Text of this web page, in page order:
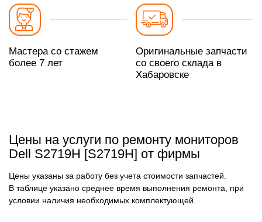
Мастера со стажем
более 7 лет
Оригинальные запчасти
со своего склада в
Хабаровске
Цены на услуги по ремонту мониторов
Dell S2719H [S2719H] от фирмы
Цены указаны за работу без учета стоимости запчастей.
В таблице указано среднее время выполнения ремонта, при
условии наличия необходимых комплектующей.